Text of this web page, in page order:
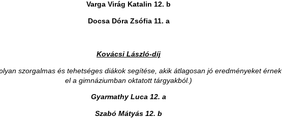
Varga Virág Katalin 12. b
Docsa Dóra Zsófia 11. a
Kovácsi László-díj
szorgalmas és tehetséges diákok segítése, akik átlagosan jó eredményeket érnek
el a gimnáziumban oktatott tárgyakból.)
Gyarmathy Luca 12. a
Szabó Mátyás 12. b